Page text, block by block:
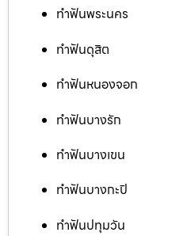
ทำฟันพระนคร
ทำฟันดุสิต
ทำฟันหนองจอก
ทำฟันบางรัก
ทำฟันบางเขน
ทำฟันบางกะปิ
ทำฟันปทุมวัน